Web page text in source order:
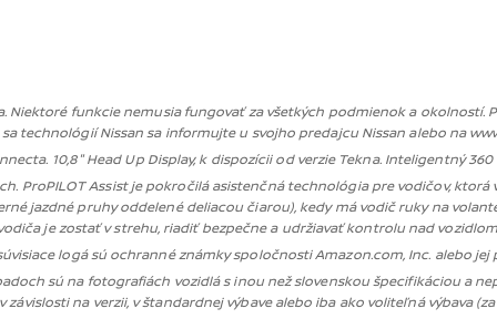
Niektoré funkcie nemusia fungovať za všetkých podmienok a
technológií Nissan sa informujte u svojho predajcu Nissan alebo na
10,8" Head Up Display, k dispozícii od verzie Tekna. Inteligentný
ProPILOT Assist je pokročilá asistenčná technológia pre vodičov,
jazdné pruhy oddelené deliacou čiarou), kedy má vodič ruky na
je zostať v strehu, riadiť bezpečne a udržiavať kontrolu nad
logá sú ochranné známky spoločnosti Amazon.com, Inc. alebo
sú na fotografiách vozidlá s inou než slovenskou špecifikáciou a
závislosti na verzii, v štandardnej výbave alebo iba ako voliteľná výbava